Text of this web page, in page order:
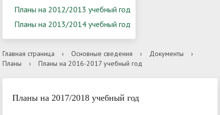
Планы на 2012/2013 учебный год
Планы на 2013/2014 учебный год
Главная страница › Основные сведения › Документы
›
Планы
› Планы на 2016-2017 учебный год
Планы на 2017/2018 учебный год